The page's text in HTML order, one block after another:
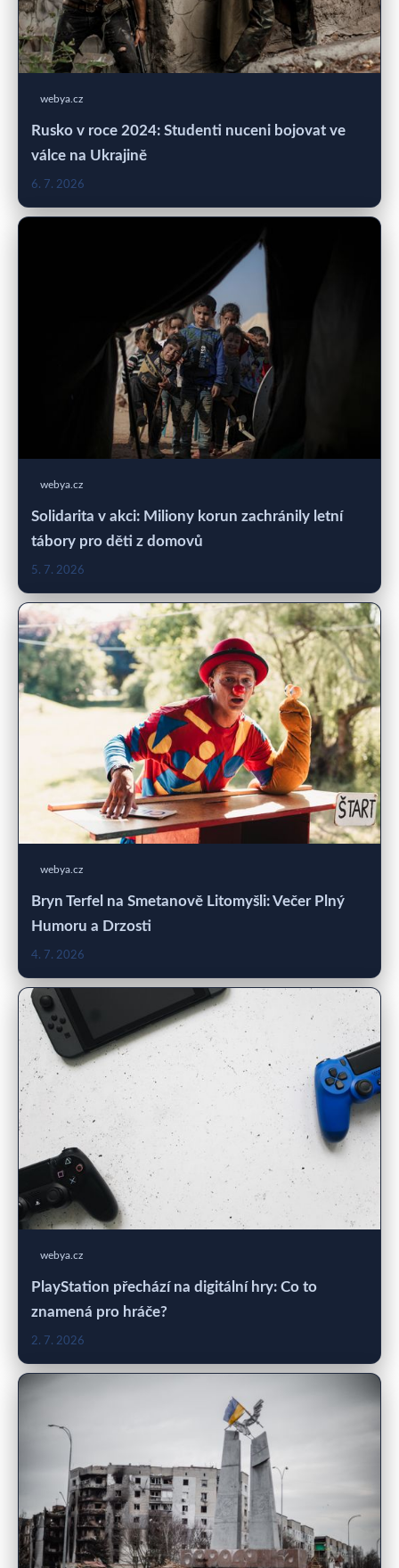
webya.cz
Rusko v roce 2024: Studenti nuceni bojovat ve
válce na Ukrajině
6. 7. 2026
webya.cz
Solidarita v akci: Miliony korun zachránily letní
tábory pro děti z domovů
5. 7. 2026
webya.cz
Bryn Terfel na Smetanově Litomyšli: Večer Plný
Humoru a Drzosti
4. 7. 2026
webya.cz
PlayStation přechází na digitální hry: Co to
znamená pro hráče?
2. 7. 2026